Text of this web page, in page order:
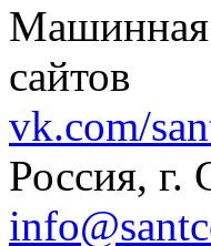
Машинная
сайтов
vk.com/
Россия, г.